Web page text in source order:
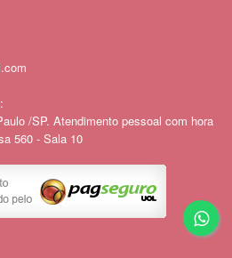
/SP. Atendimento pessoal com hora
560 - Sala 10